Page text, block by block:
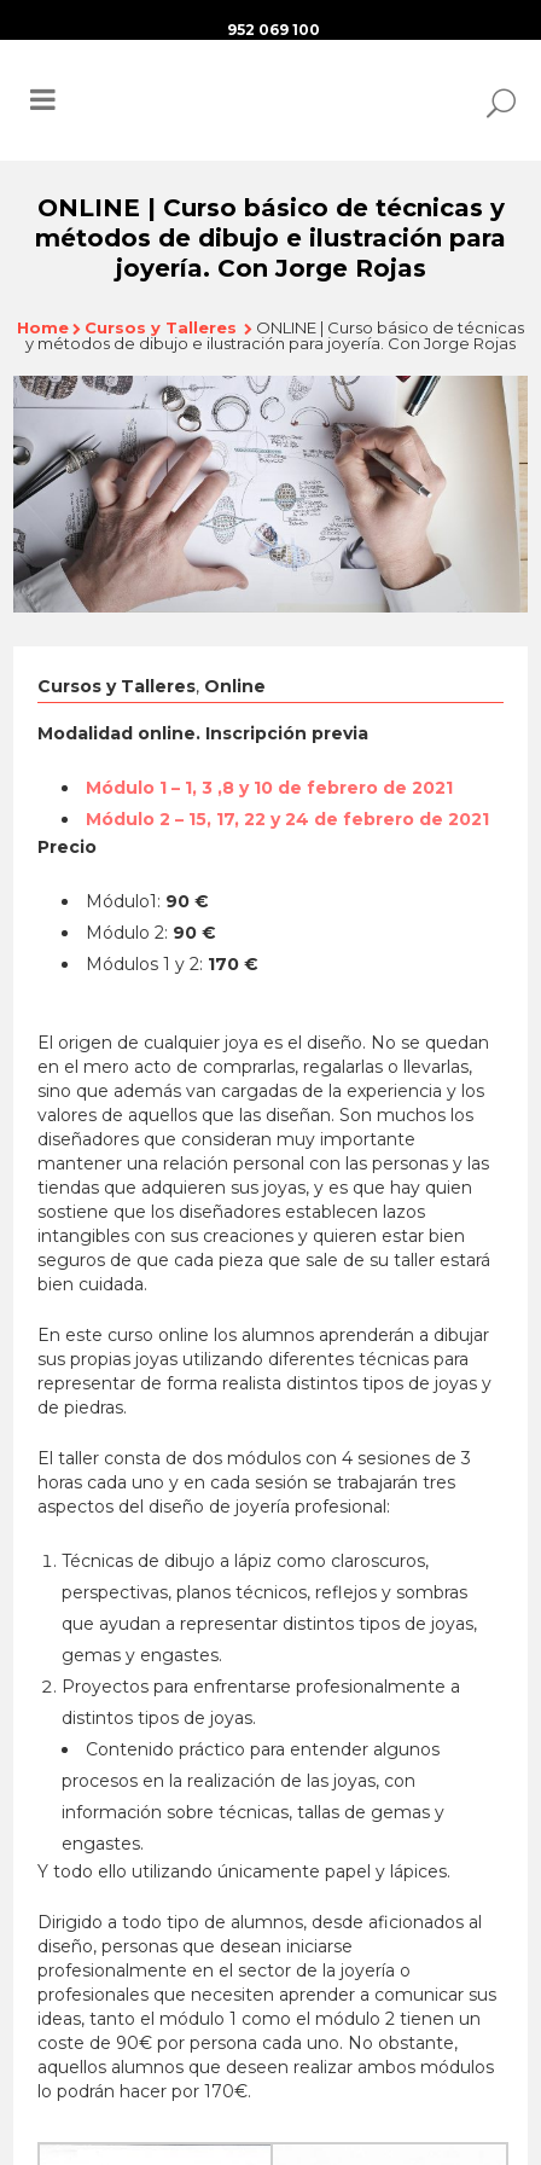
952 069 100
ONLINE | Curso básico de técnicas y
métodos de dibujo e ilustración para
joyería. Con Jorge Rojas
Home Cursos y Talleres
ONLINE | Curso básico de técnicas
y métodos de dibujo e ilustración para joyería. Con Jorge Rojas
Cursos y Talleres, Online
Modalidad online. Inscripción previa
Módulo 1 – 1, 3 ,8 y 10 de febrero de 2021
Módulo 2 – 15, 17, 22 y 24 de febrero de 2021
Precio
Módulo1: 90 €
Módulo 2: 90 €
Módulos 1 y 2: 170 €
El origen de cualquier joya es el diseño. No se quedan
en el mero acto de comprarlas, regalarlas o llevarlas,
sino que además van cargadas de la experiencia y los
valores de aquellos que las diseñan. Son muchos los
diseñadores que consideran muy importante
mantener una relación personal con las personas y las
tiendas que adquieren sus joyas, y es que hay quien
sostiene que los diseñadores establecen lazos
intangibles con sus creaciones y quieren estar bien
seguros de que cada pieza que sale de su taller estará
bien cuidada.
En este curso online los alumnos aprenderán a dibujar
sus propias joyas utilizando diferentes técnicas para
representar de forma realista distintos tipos de joyas y
de piedras.
El taller consta de dos módulos con 4 sesiones de 3
horas cada uno y en cada sesión se trabajarán tres
aspectos del diseño de joyería profesional:
Técnicas de dibujo a lápiz como claroscuros,
perspectivas, planos técnicos, reflejos y sombras
que ayudan a representar distintos tipos de joyas,
gemas y engastes.
Proyectos para enfrentarse profesionalmente a
distintos tipos de joyas.
Contenido práctico para entender algunos
procesos en la realización de las joyas, con
información sobre técnicas, tallas de gemas y
engastes.
Y todo ello utilizando únicamente papel y lápices.
Dirigido a todo tipo de alumnos, desde aficionados al
diseño, personas que desean iniciarse
profesionalmente en el sector de la joyería o
profesionales que necesiten aprender a comunicar sus
ideas, tanto el módulo 1 como el módulo 2 tienen un
coste de 90€ por persona cada uno. No obstante,
aquellos alumnos que deseen realizar ambos módulos
lo podrán hacer por 170€.